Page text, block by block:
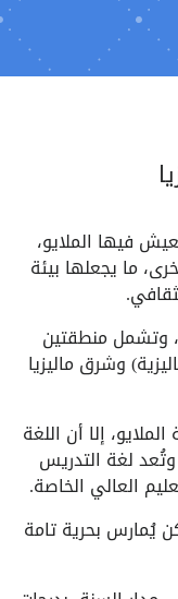
فيها الملايو،
ما يجعلها بيئة
وتشمل منطقتين
وشرق ماليزيا
إلا أن اللغة
لغة التدريس
العالي الخاصة.
يُمارس بحرية تامة